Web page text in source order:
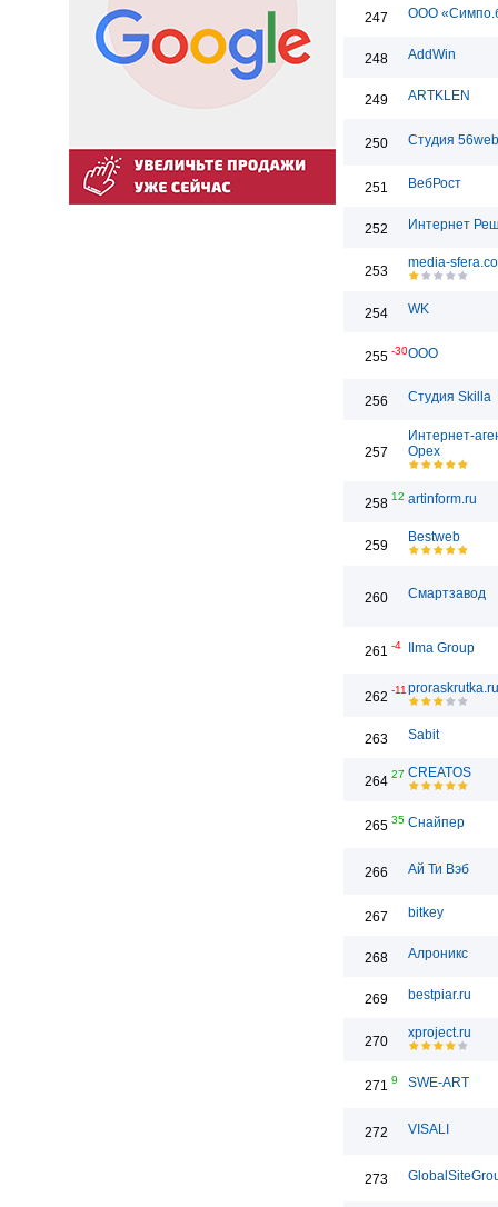
247 ООО
248 AddWin
249 ARTKLEN
250 Студия 56web
251 ВебРост
252 Интернет
253
media-
254 WK
255 -30ООО
256 Студия Skilla
257
Интернет-
Орех
258 12 artinform.ru
259
Bestweb
260 Смартзавод
261 -4 Ilma Group
262 -11 proraskrutka.ru
263 Sabit
264 27 CREATOS
265 35 Снайпер
266 Ай Ти Вэб
267 bitkey
268 Алроникс
269 bestpiar.ru
270
xproject.ru
271 9 SWE-ART
272 VISALI
273